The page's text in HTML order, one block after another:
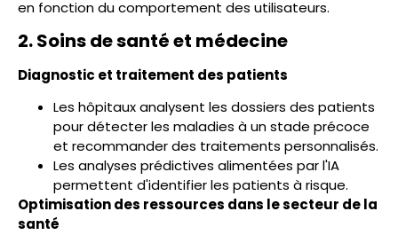
en fonction du comportement des utilisateurs.
2. Soins de santé et médecine
Diagnostic et traitement des patients
Les hôpitaux analysent les dossiers des patients
pour détecter les maladies à un stade précoce
et recommander des traitements personnalisés.
Les analyses prédictives alimentées par l'IA
permettent d'identifier les patients à risque.
Optimisation des ressources dans le secteur de la
santé